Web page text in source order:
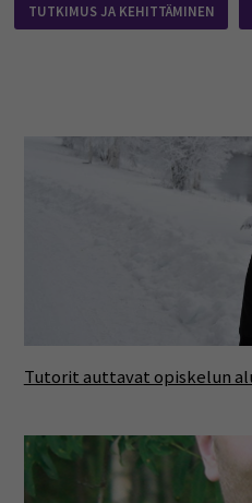
TUTKIMUS JA KEHITTÄMINEN
Tutorit auttavat opiskelun